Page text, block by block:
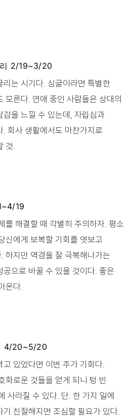
2/19~3/20
리는 시기다. 싱글이라면 특별한
모른다. 연애 중인 사람들은 상대의
을 느낄 수 있는데, 자립심과
회사 생활에서도 마찬가지로
것.
19
를 해결할 때 각별히 주의하자. 평소
신에게 보복할 기회를 엿보고
하지만 역경을 잘 극복해나가는
으로 바꿀 수 있을 것이다. 좋은
온다.
4/20~5/20
있었다면 이번 주가 기회다.
화로운 것들을 얻게 되니 텅 빈
사라질 수 있다. 단. 한 가지 일에
친절해지면 조심할 필요가 있다.